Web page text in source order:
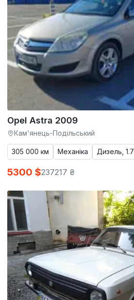
Opel Astra 2009
Кам'янець-Подільський
305 000 км Механіка Дизель, 1.7
5300 $237217 ₴